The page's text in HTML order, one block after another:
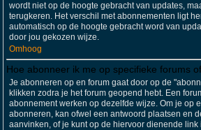
wordt niet op de hoogte gebracht van updates,
terugkeren. Het verschil met abonnementen ligt
automatisch op de hoogte gebracht word van
door jou gekozen wijze.
Omhoog
Hoe abonneer ik me op specifieke forums
Je abonneren op en forum gaat door op de
klikken zodra je het forum geopend hebt. Een
abonnement werken op dezelfde wijze. Om je op
abonneren, kan ofwel een antwoord plaatsen en
aanvinken, of je kunt op de hiervoor dienende